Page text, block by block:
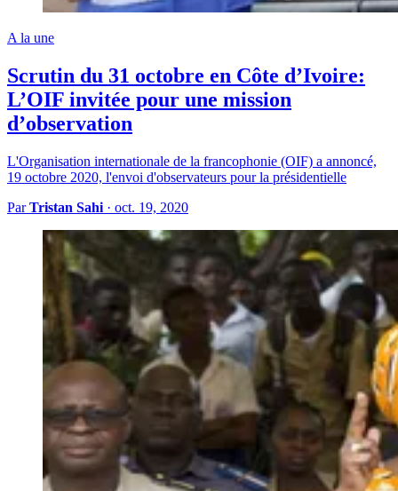
A la une
Scrutin du 31 octobre en Côte d’Ivoire:
L’OIF invitée pour une mission
d’observation
L'Organisation internationale de la francophonie (OIF) a annoncé,
19 octobre 2020, l'envoi d'observateurs pour la présidentielle
ParTristan Sahi · oct. 19, 2020